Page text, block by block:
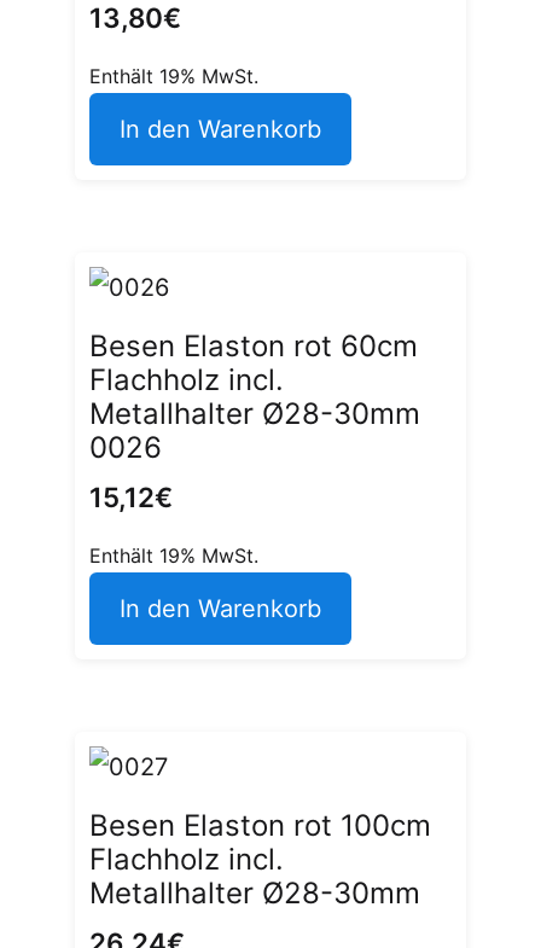
13,80€
Enthält 19% MwSt.
In den Warenkorb
Besen Elaston rot 60cm
Flachholz incl.
Metallhalter Ø28-30mm
0026
15,12€
Enthält 19% MwSt.
In den Warenkorb
Besen Elaston rot 100cm
Flachholz incl.
Metallhalter Ø28-30mm